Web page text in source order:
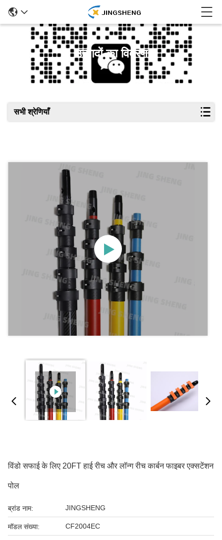
उत्पादों का विवरण
सभी श्रेणियाँ
विंडो सफाई के लिए 20FT हाई रीच और लॉन्ग रीच कार्बन फाइबर एक्सटेंशन
पोल
ब्रांड नाम: JINGSHENG
मॉडल संख्या: CF2004EC